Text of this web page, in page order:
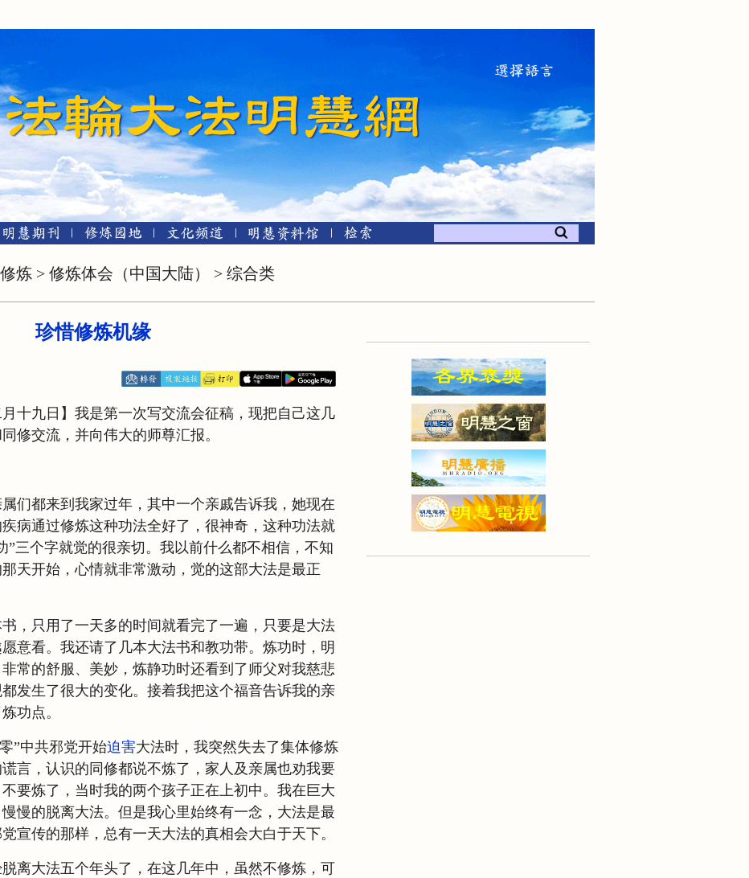
炼 > 修炼体会（中国大陆） > 综合类
珍惜修炼机缘
月十九日】我是第一次写交流会征稿，现把自己这几
修交流，并向伟大的师尊汇报。
们都来到我家过年，其中一个亲戚告诉我，她现在
病通过修炼这种功法全好了，很神奇，这种功法就
”三个字就觉的很亲切。我以前什么都不相信，不知
天开始，心情就非常激动，觉的这部大法是最正
，只用了一天多的时间就看完了一遍，只要是大法
意看。我还请了几本大法书和教功带。炼功时，明
常的舒服、美妙，炼静功时还看到了师父对我慈悲
发生了很大的变化。接着我把这个福音告诉我的亲
功点。
”中共邪党开始迫害大法时，我突然失去了集体修炼
言，认识的同修都说不炼了，家人及亲属也劝我要
要炼了，当时我的两个孩子正在上初中。我在巨大
慢的脱离大法。但是我心里始终有一念，大法是最
宣传的那样，总有一天大法的真相会大白于天下。
离大法五个年头了，在这几年中，虽然不修炼，可